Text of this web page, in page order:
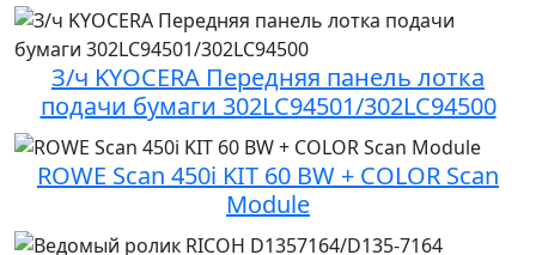
З/ч KYOCERA Передняя панель лотка
подачи бумаги 302LC94501/302LC94500
ROWE Scan 450i KIT 60 BW + COLOR Scan
Module